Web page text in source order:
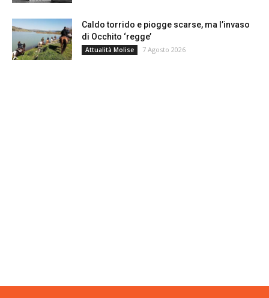
Caldo torrido e piogge scarse, ma l’invaso
di Occhito ‘regge’
Attualità Molise 7 Agosto 2026